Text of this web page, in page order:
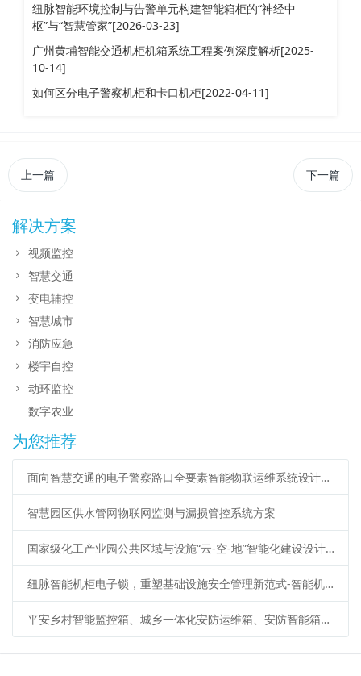
纽脉智能环境控制与告警单元构建智能箱柜的“神经中
枢”与“智慧管家”[2026-03-23]
广州黄埔智能交通机柜机箱系统工程案例深度解析[2025-
10-14]
如何区分电子警察机柜和卡口机柜[2022-04-11]
上一篇 下一篇
解决方案
视频监控
智慧交通
变电辅控
智慧城市
消防应急
楼宇自控
动环监控
数字农业
为您推荐
面向智慧交通的电子警察路口全要素智能物联运维系统设计方案
智慧园区供水管网物联网监测与漏损管控系统方案
国家级化工产业园公共区域与设施“云-空-地”智能化建设设计方案
纽脉智能机柜电子锁，重塑基础设施安全管理新范式-智能机柜锁、蓝牙电子锁、iC卡电子锁、机柜物联锁、485远程电子锁、物联智能锁
平安乡村智能监控箱、城乡一体化安防运维箱、安防智能箱应用广泛应用